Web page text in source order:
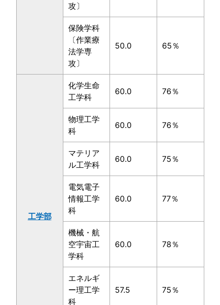
攻〕
保険学科
〔作業療
法学専
攻〕
50.0 65％
工学部
化学生命
工学科
60.0 76％
物理工学
科
60.0 76％
マテリア
ル工学科
60.0 75％
電気電子
情報工学
科
60.0 77％
機械・航
空宇宙工
学科
60.0 78％
エネルギ
ー理工学
科
57.5 75％